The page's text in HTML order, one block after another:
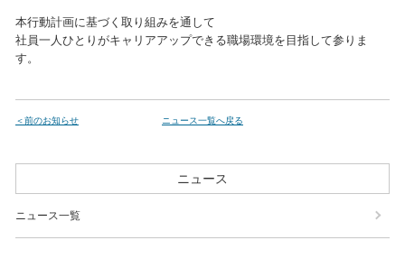
本行動計画に基づく取り組みを通して
社員一人ひとりがキャリアアップできる職場環境を目指して参りま
す。
＜前のお知らせ ニュース一覧へ戻る
ニュース
ニュース一覧